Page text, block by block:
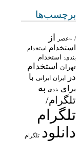
برچسب‌ها
/ «عصر از
استخدام استخدام
بندی: استخدام
تهران
استخدام
در
ایران ایرانی با
برای بندی به
تلگرام/
تلگرام
دانلود تلگرام